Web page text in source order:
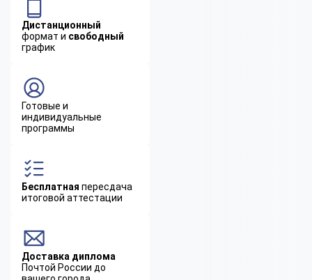
Дистанционный
формат и свободный
график
Готовые и
индивидуальные
программы
Бесплатная пересдача
итоговой аттестации
Доставка диплома
Почтой России до